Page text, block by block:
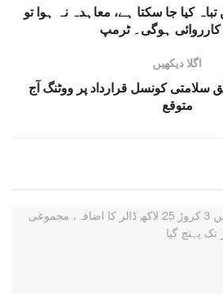
کیا جا سکتا ہے، معاہدہ نہ ہوا تو
ہوگی۔ ٹرمپ
اگلا دیکھیں
سلامتی کونسل قرارداد پر ووٹنگ آج
متوقع